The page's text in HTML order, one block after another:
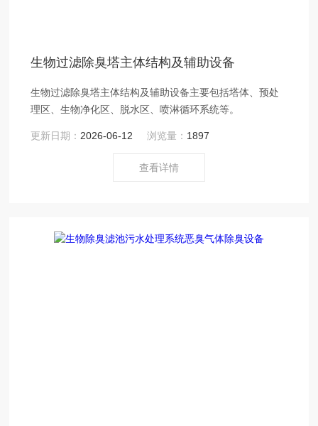
生物过滤除臭塔主体结构及辅助设备
生物过滤除臭塔主体结构及辅助设备主要包括塔体、预处
理区、生物净化区、脱水区、喷淋循环系统等。
更新日期： 2026-06-12 浏览量： 1897
查看详情